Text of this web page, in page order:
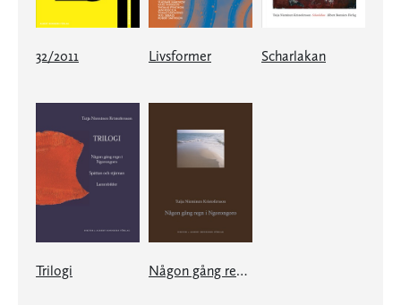
32/2011 Livsformer Scharlakan
Trilogi Någon gång regn i Ngorongoro